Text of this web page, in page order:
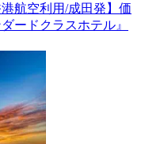
航空利用/成田発】価
ードクラスホテル』